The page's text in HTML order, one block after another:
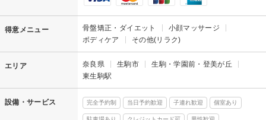
得意メニュー 骨盤矯正・ダイエット
小顔マッサージ
ボディケア
その他(リラク)
エリア 奈良県 生駒市
生駒・学園前・登美が丘
東生駒駅
設備・サービス 完全予約制 当日予約歓迎 子連れ歓迎 個室あり